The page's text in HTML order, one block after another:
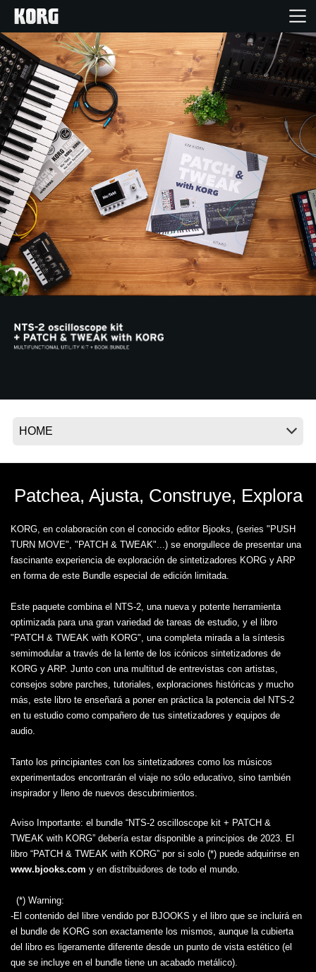
Inicio
Productos
Características
Eventos
Soporte
Localizador de Tiendas
Noticias
Ubicación
Acerca de KORG
Patchea, Ajusta, Construye, Explora
KORG, en colaboración con el conocido editor Bjooks, (series "PUSH
TURN MOVE", "PATCH & TWEAK"...) se enorgullece de presentar una
fascinante experiencia de exploración de sintetizadores KORG y ARP
en forma de este Bundle especial de edición limitada.
Este paquete combina el NTS-2, una nueva y potente herramienta
optimizada para una gran variedad de tareas de estudio, y el libro
"PATCH & TWEAK with KORG", una completa mirada a la síntesis
semimodular a través de la lente de los icónicos sintetizadores de
KORG y ARP. Junto con una multitud de entrevistas con artistas,
consejos sobre parches, tutoriales, exploraciones históricas y mucho
más, este libro te enseñará a poner en práctica la potencia del NTS-2
en tu estudio como compañero de tus sintetizadores y equipos de
audio.
Tanto los principiantes con los sintetizadores como los músicos
experimentados encontrarán el viaje no sólo educativo, sino también
inspirador y lleno de nuevos descubrimientos.
Aviso Importante: el bundle “NTS-2 oscilloscope kit + PATCH &
TWEAK with KORG” debería estar disponible a principios de 2023. El
libro “PATCH & TWEAK with KORG” por si solo (*) puede adquirirse en
www.bjooks.com y en distribuidores de todo el mundo.
(*) Warning:
-El contenido del libre vendido por BJOOKS y el libro que se incluirá en
el bundle de KORG son exactamente los mismos, aunque la cubierta
del libro es ligeramente diferente desde un punto de vista estético (el
que se incluye en el bundle tiene un acabado metálico).